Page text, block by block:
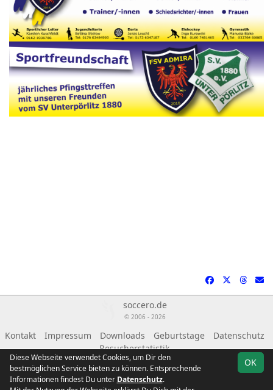
soccero.de
© 2006 - 2026
Kontakt Impressum Downloads Geburtstage
Datenschutz
Besucherstatistik
OK
Diese Webseite verwendet Cookies, um Dir den
bestmöglichen Service bieten zu können. Entsprechende
Informationen findest Du unter Datenschutz.